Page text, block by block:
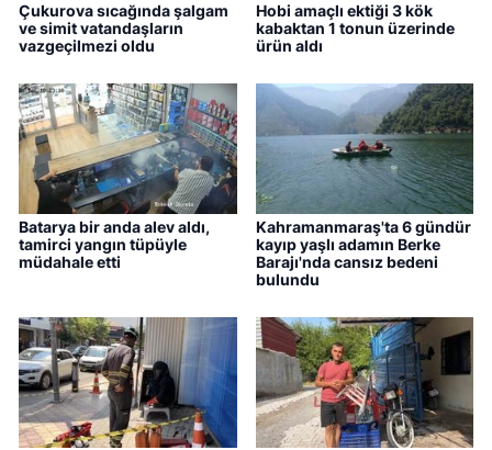
Çukurova sıcağında şalgam
ve simit vatandaşların
vazgeçilmezi oldu
Hobi amaçlı ektiği 3 kök
kabaktan 1 tonun üzerinde
ürün aldı
Batarya bir anda alev aldı,
tamirci yangın tüpüyle
müdahale etti
Kahramanmaraş'ta 6 gündür
kayıp yaşlı adamın Berke
Barajı'nda cansız bedeni
bulundu